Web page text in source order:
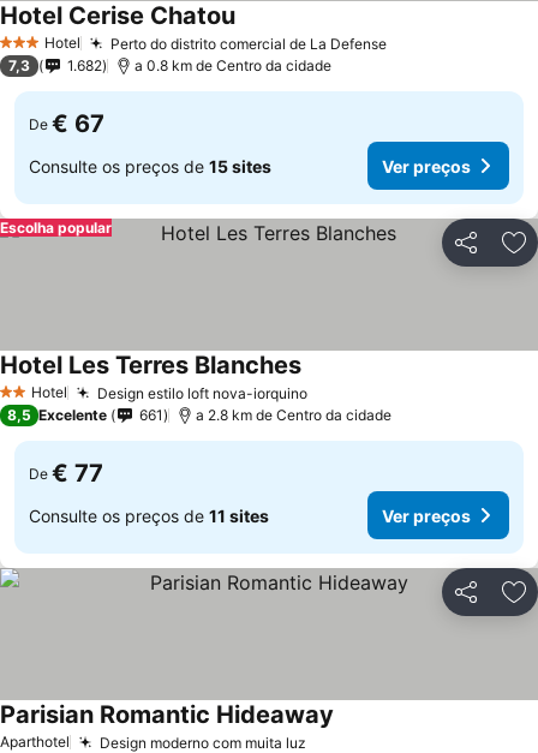
3 EstrelasHotel Perto do distrito comercial de La DefenseVer preços
Hotel Cerise ChatouVer preços
7,3 1.682 a 0.8 km de Centro da cidade
De € 67
Consulte os preços de 15 sites Ver preços
Partilhar
Escolha popular
2 Estrelas
Hotel Design estilo loft nova-iorquinoVer preços
Hotel Les Terres BlanchesVer preços
8,5 Excelente 661 a 2.8 km de Centro da cidade
De € 77
Consulte os preços de 11 sites Ver preços
Partilhar
Aparthotel Design moderno com muita luz
Parisian Romantic Hideaway